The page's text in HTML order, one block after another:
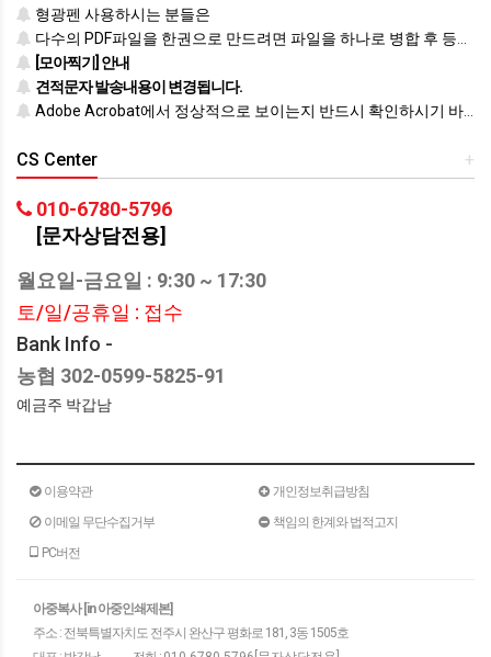
형광펜 사용하시는 분들은
다수의 PDF파일을 한권으로 만드려면 파일을 하나로 병합 후 등록하시기 바랍니다.
[모아찍기] 안내
견적문자 발송내용이 변경됩니다.
Adobe Acrobat에서 정상적으로 보이는지 반드시 확인하시기 바랍니다.
+
CS Center
010-6780-5796
[문자상담전용]
월요일-금요일 : 9:30 ~ 17:30
토/일/공휴일 : 접수
Bank Info -
농협 302-0599-5825-91
예금주 박갑남
이용약관
개인정보취급방침
이메일 무단수집거부
책임의 한계와 법적고지
PC버전
아중복사 [in 아중인쇄제본]
주소 : 전북특별자치도 전주시 완산구 평화로 181, 3동 1505호